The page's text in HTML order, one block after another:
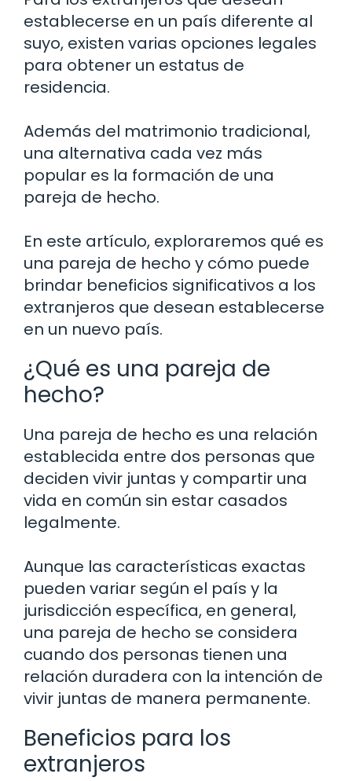
establecerse en un país diferente al
suyo, existen varias opciones legales
para obtener un estatus de
residencia.
Además del matrimonio tradicional,
una alternativa cada vez más
popular es la formación de una
pareja de hecho.
En este artículo, exploraremos qué es
una pareja de hecho y cómo puede
brindar beneficios significativos a los
extranjeros que desean establecerse
en un nuevo país.
¿Qué es una pareja de
hecho?
Una pareja de hecho es una relación
establecida entre dos personas que
deciden vivir juntas y compartir una
vida en común sin estar casados
legalmente.
Aunque las características exactas
pueden variar según el país y la
jurisdicción específica, en general,
una pareja de hecho se considera
cuando dos personas tienen una
relación duradera con la intención de
vivir juntas de manera permanente.
Beneficios para los
extranjeros